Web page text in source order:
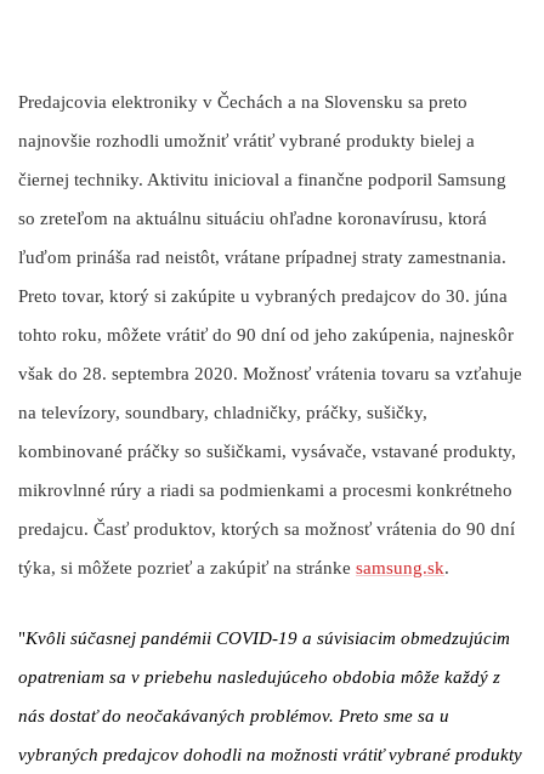
Predajcovia elektroniky v Čechách a na Slovensku sa preto
najnovšie rozhodli umožniť vrátiť vybrané produkty bielej a
čiernej techniky. Aktivitu inicioval a finančne podporil Samsung
so zreteľom na aktuálnu situáciu ohľadne koronavírusu, ktorá
ľuďom prináša rad neistôt, vrátane prípadnej straty zamestnania.
Preto tovar, ktorý si zakúpite u vybraných predajcov do 30. júna
tohto roku, môžete vrátiť do 90 dní od jeho zakúpenia, najneskôr
však do 28. septembra 2020. Možnosť vrátenia tovaru sa vzťahuje
na televízory, soundbary, chladničky, práčky, sušičky,
kombinované práčky so sušičkami, vysávače, vstavané produkty,
mikrovlnné rúry a riadi sa podmienkami a procesmi konkrétneho
predajcu. Časť produktov, ktorých sa možnosť vrátenia do 90 dní
týka, si môžete pozrieť a zakúpiť na stránke samsung.sk.
"Kvôli súčasnej pandémii COVID-19 a súvisiacim obmedzujúcim
opatreniam sa v priebehu nasledujúceho obdobia môže každý z
nás dostať do neočakávaných problémov. Preto sme sa u
vybraných predajcov dohodli na možnosti vrátiť vybrané produkty